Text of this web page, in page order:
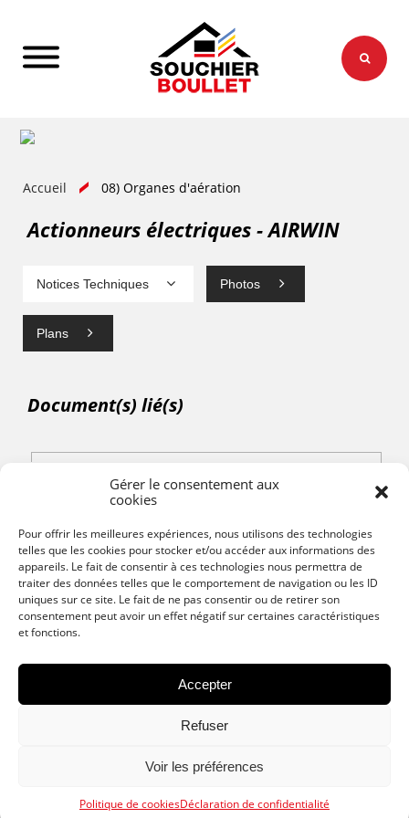
Gérer le consentement aux
cookies
Pour offrir les meilleures expériences, nous utilisons des technologies
telles que les cookies pour stocker et/ou accéder aux informations des
appareils. Le fait de consentir à ces technologies nous permettra de
traiter des données telles que le comportement de navigation ou les ID
uniques sur ce site. Le fait de ne pas consentir ou de retirer son
consentement peut avoir un effet négatif sur certaines caractéristiques
et fonctions.
Accepter
Refuser
Voir les préférences
Politique de cookiesDéclaration de confidentialité
Accueil 08) Organes d'aération
Actionneurs électriques - AIRWIN
Notices Techniques Photos
Plans
Document(s) lié(s)
AIRWIN Moteur électrique 450 à 650 N Course 0
à 1000 mm
Partager :